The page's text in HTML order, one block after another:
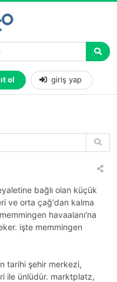
ol giriş yap
bağlı olan küçük
ve orta çağ'dan kalma
havaalanı'na
işte memmingen
tarihi şehir merkezi,
ile ünlüdür. marktplatz,